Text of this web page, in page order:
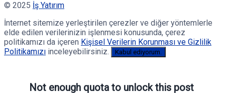
© 2025 İş Yatırım
İnternet sitemize yerleştirilen çerezler ve diğer yöntemlerle
elde edilen verilerinizin işlenmesi konusunda, çerez
politikamızı da içeren Kişisel Verilerin Korunması ve Gizlilik
Politikamızı inceleyebilirsiniz. Kabul ediyorum.
Not enough quota to unlock this post